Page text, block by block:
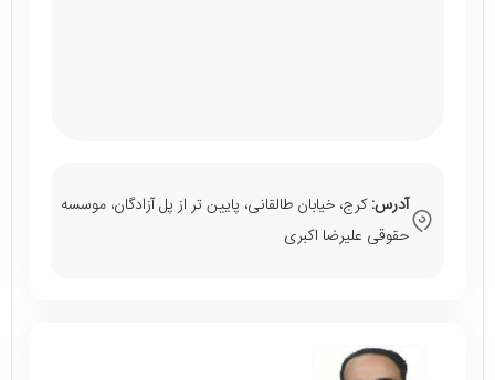
آدرس:کرج، خیابان طالقانی، پایین تر از پل آزادگان، موسسه
حقوقی علیرضا اکبری